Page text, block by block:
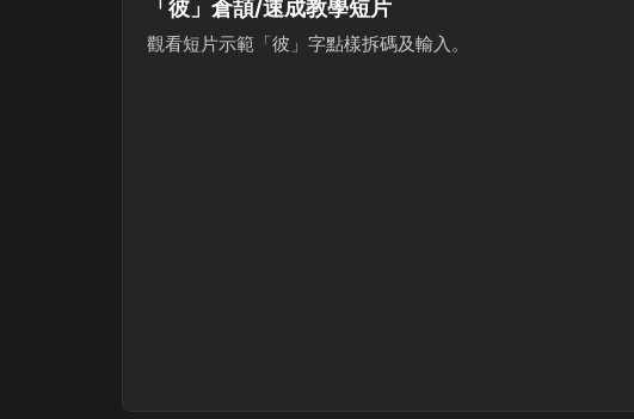
「彼」倉頡/速成教學短片
觀看短片示範「彼」字點樣拆碼及輸入。